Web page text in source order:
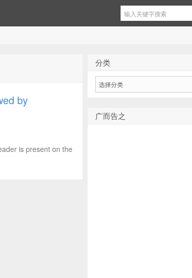
by
is present on the
分类
广而告之